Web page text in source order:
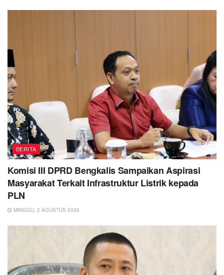
BERITA
Komisi III DPRD Bengkalis Sampaikan Aspirasi
Masyarakat Terkait Infrastruktur Listrik kepada
PLN
MINGGU, 2 AGUSTUS 2026